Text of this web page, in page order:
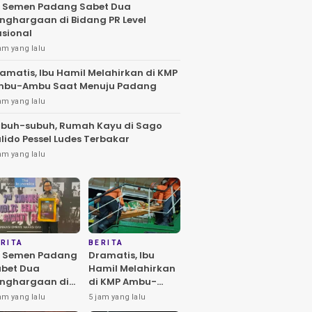
Semen Padang Sabet Dua
di Bidang PR Level
yang lalu
Ibu Hamil Melahirkan di KMP
Ambu Saat Menuju Padang
yang lalu
subuh, Rumah Kayu di Sago
Pessel Ludes Terbakar
yang lalu
Semen Padang
Dua
di
PR Level
yang lalu
BERITA
Dramatis, Ibu
Hamil Melahirkan
di KMP Ambu-
Ambu Saat
Menuju Padang
5 jam yang lalu